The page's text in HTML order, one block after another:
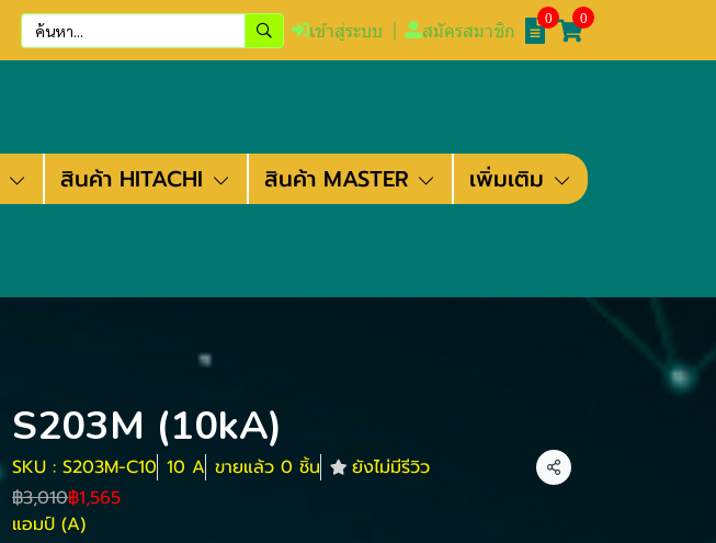
เข้าสู่ระบบ สมัครสมาชิก
0 0
สินค้า HITACHI สินค้า MASTER เพิ่มเติม
S203M (10kA)
SKU : S203M-C10 10 A ขายแล้ว 0 ชิ้น ยังไม่มีรีวิว
แชร์
฿3,010฿1,565
แอมป์ (A)